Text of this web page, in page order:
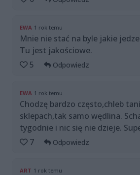
EWA 1 rok temu
Mnie nie stać na byle jakie
Tu jest jakościowe.
5
Odpowiedz
EWA 1 rok temu
Chodzę bardzo często,chleb
sklepach,tak samo wędlina.
tygodnie i nic się nie dzieje.
7
Odpowiedz
ART 1 rok temu